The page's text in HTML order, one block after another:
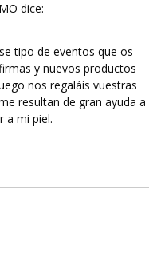
dice:
tipo de eventos que os
y nuevos productos
nos regaláis vuestras
resultan de gran ayuda a
a mi piel.